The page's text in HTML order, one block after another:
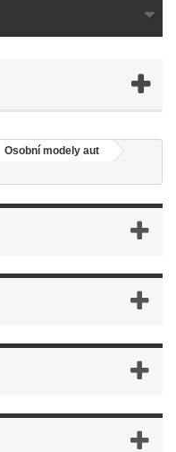
Osobní modely aut